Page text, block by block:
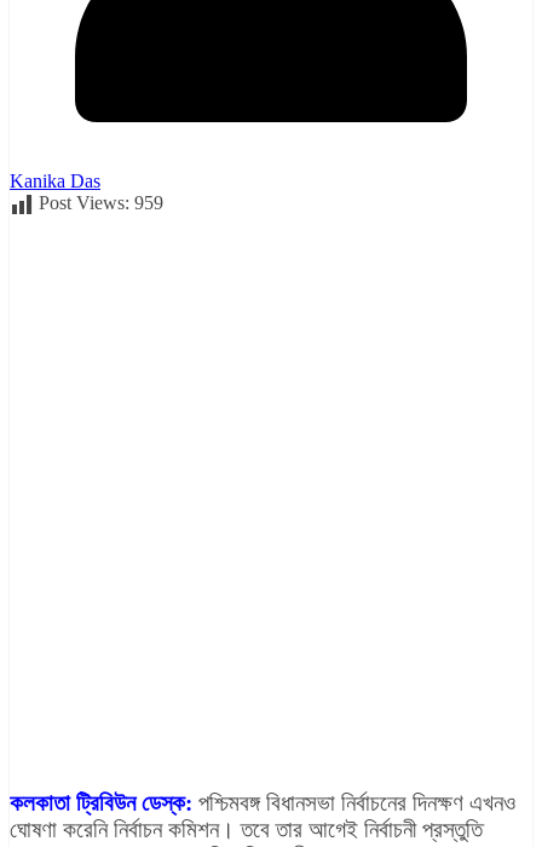
Kanika Das
Post Views: 959
কলকাতা ট্রিবিউন ডেস্ক: পশ্চিমবঙ্গ বিধানসভা নির্বাচনের দিনক্ষণ এখনও
ঘোষণা করেনি নির্বাচন কমিশন। তবে তার আগেই নির্বাচনী প্রস্তুতি